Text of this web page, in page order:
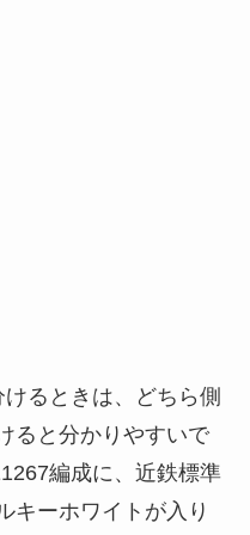
るときは、どちら側
ると分かりやすいで
編成に、近鉄標準
キーホワイトが入り